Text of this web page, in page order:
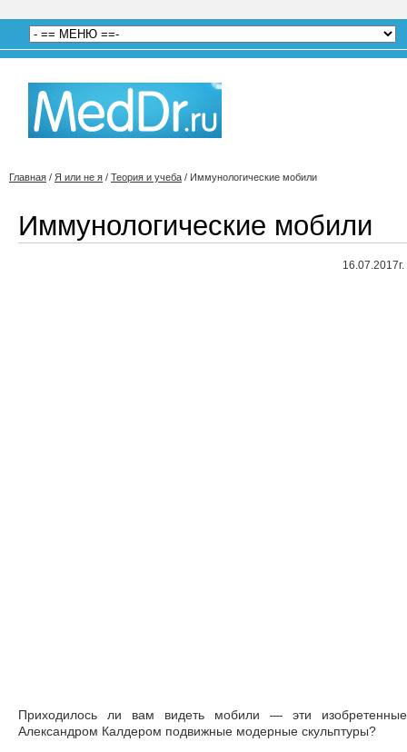
Главная / Я или не я / Теория и учеба / Иммунологические мобили
Иммунологические мобили
16.07.2017г.
Приходилось ли вам видеть мобили — эти изобретенные
Александром Калдером подвижные модерные скульптуры?